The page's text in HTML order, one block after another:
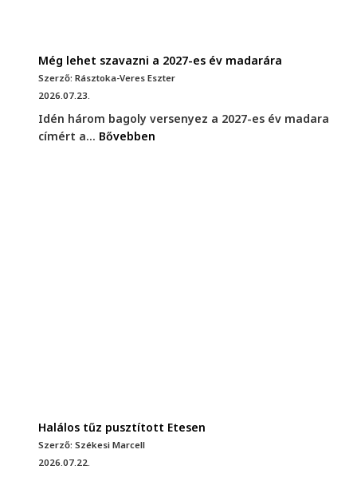
Még lehet szavazni a 2027-es év madarára
Szerző: Rásztoka-Veres Eszter
2026.07.23.
Idén három bagoly versenyez a 2027-es év madara
címért a... Bővebben
Halálos tűz pusztított Etesen
Szerző: Székesi Marcell
2026.07.22.